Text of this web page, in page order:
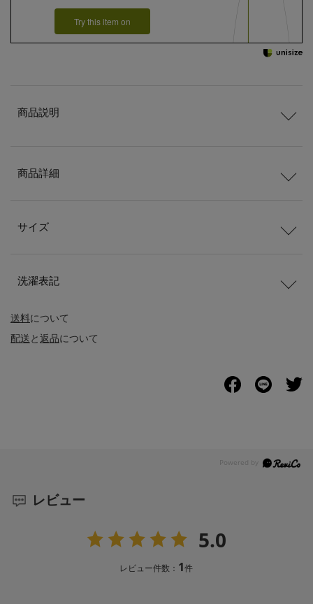
Try this item on
送料について
配送と返品について
商品説明
商品詳細
サイズ
洗濯表記
レビュー
5.0
レビュー件数： 1件